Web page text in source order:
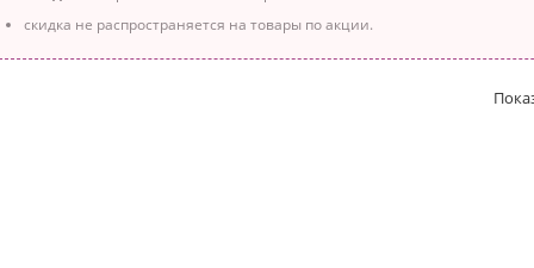
скидка не распространяется на товары по акции.